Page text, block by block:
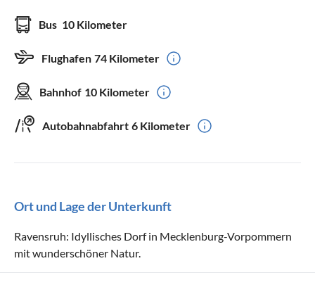
Bus 10 Kilometer
Flughafen 74 Kilometer
Bahnhof 10 Kilometer
Autobahnabfahrt 6 Kilometer
Ort und Lage der Unterkunft
Ravensruh: Idyllisches Dorf in Mecklenburg-Vorpommern
mit wunderschöner Natur.